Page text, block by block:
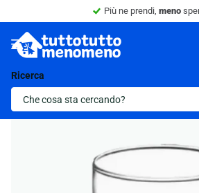
Più ne prendi, meno
Ricerca